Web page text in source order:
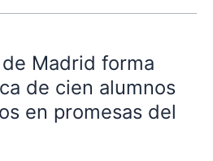
Madrid forma
de cien alumnos
en promesas del